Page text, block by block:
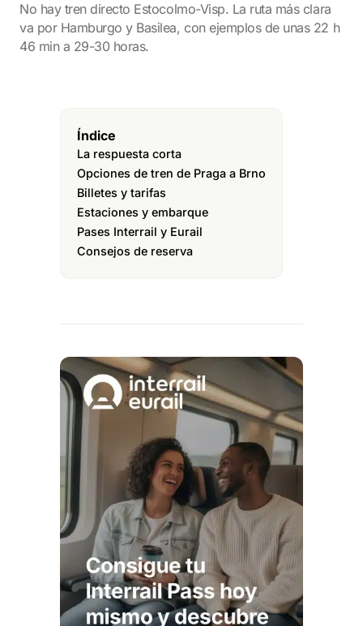
No hay tren directo Estocolmo-Visp. La ruta más clara
va por Hamburgo y Basilea, con ejemplos de unas 22 h
46 min a 29-30 horas.
Índice
La respuesta corta
Opciones de tren de Praga a Brno
Billetes y tarifas
Estaciones y embarque
Pases Interrail y Eurail
Consejos de reserva